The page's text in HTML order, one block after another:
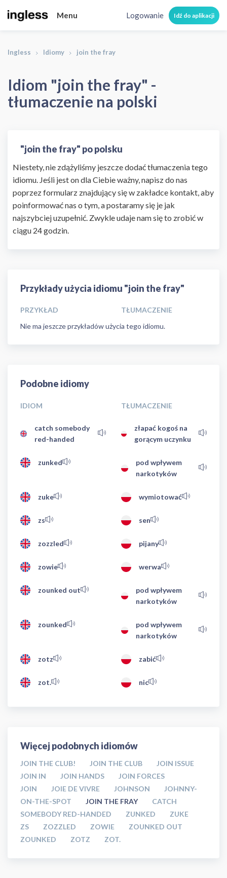
Menu Logowanie Idź do aplikacji
Ingless Idiomy join the fray
Idiom "join the fray" -
tłumaczenie na polski
"join the fray" po polsku
Niestety, nie zdążyliśmy jeszcze dodać tłumaczenia tego
idiomu. Jeśli jest on dla Ciebie ważny, napisz do nas
poprzez formularz znajdujący się w zakładce kontakt, aby
poinformować nas o tym, a postaramy się je jak
najszybciej uzupełnić. Zwykle udaje nam się to zrobić w
ciągu 24 godzin.
Przykłady użycia idiomu "join the fray"
PRZYKŁAD
TŁUMACZENIE
Nie ma jeszcze przykładów użycia tego idiomu.
Podobne idiomy
IDIOM TŁUMACZENIE
catch somebody
red-handed
złapać kogoś na
gorącym uczynku
zunked
pod wpływem
narkotyków
zuke wymiotować
zs sen
zozzled pijany
zowie werwa
zounked out
pod wpływem
narkotyków
zounked
pod wpływem
narkotyków
zotz zabić
zot. nic
Więcej podobnych idiomów
JOIN THE CLUB! JOIN THE CLUB
JOIN ISSUE
JOIN IN
JOIN HANDS
JOIN FORCES
JOIN
JOIE DE VIVRE JOHNSON
JOHNNY-
ON-THE-SPOT
JOIN THE FRAY
CATCH
SOMEBODY RED-HANDED
ZUNKED
ZUKE
ZS
ZOZZLED ZOWIE
ZOUNKED OUT
ZOUNKED
ZOTZ ZOT.